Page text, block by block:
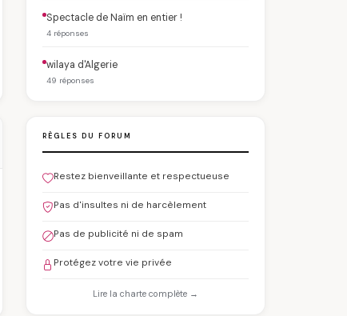
Spectacle de Naïm en entier !
4 réponses
wilaya d'Algerie
49 réponses
RÈGLES DU FORUM
Restez bienveillante et respectueuse
Pas d'insultes ni de harcèlement
Pas de publicité ni de spam
Protégez votre vie privée
Lire la charte complète →